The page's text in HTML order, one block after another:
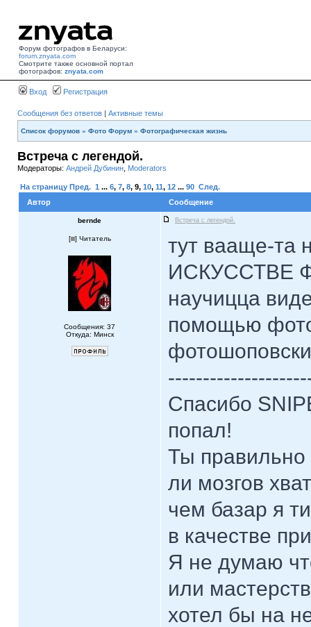
Форум фотографов в Беларуси:
forum.znyata.com
Смотрите также основной портал
фотографов: znyata.com
Вход Регистрация
Сообщения без ответов | Активные темы
Список форумов » Фото Форум » Фотографическая жизнь
Встреча с легендой.
Модераторы: Андрей Дубинин Moderators
На страницу Пред. 1 ... 6, 7, 8, 9, 10, 11, 12 ... 90 След.
Автор
Сообщение
bernde Встреча с легендой.
[ ] Читатель
Сообщения: 37
Откуда: Минск
тут вааще-та
ИСКУССТВЕ
научицца
помощью
Спасибо
попал!
Ты правильно
ли мозгов
чем базар я
в качестве
Я не думаю
или
хотел бы на